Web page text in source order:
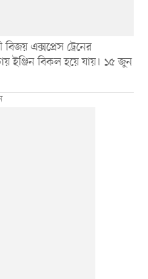
এক্সপ্রেস ট্রেনের
ইঞ্জিন বিকল হয়ে যায়। ১৫ জুন